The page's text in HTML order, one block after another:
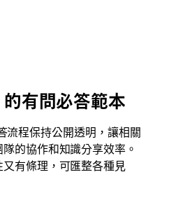
有問必答範本
流程保持公開透明，讓相關
的協作和知識分享效率。
有條理，可匯整各種見